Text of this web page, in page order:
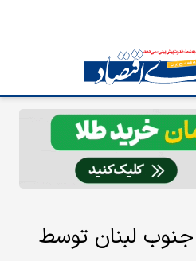
جنوب لبنان توسط